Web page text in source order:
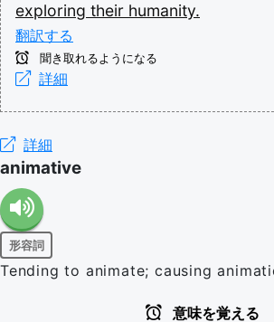
exploring their humanity.
翻訳する
聞き取れるようになる
詳細
詳細
animative
形容詞
Tending to animate; causing
意味を覚える